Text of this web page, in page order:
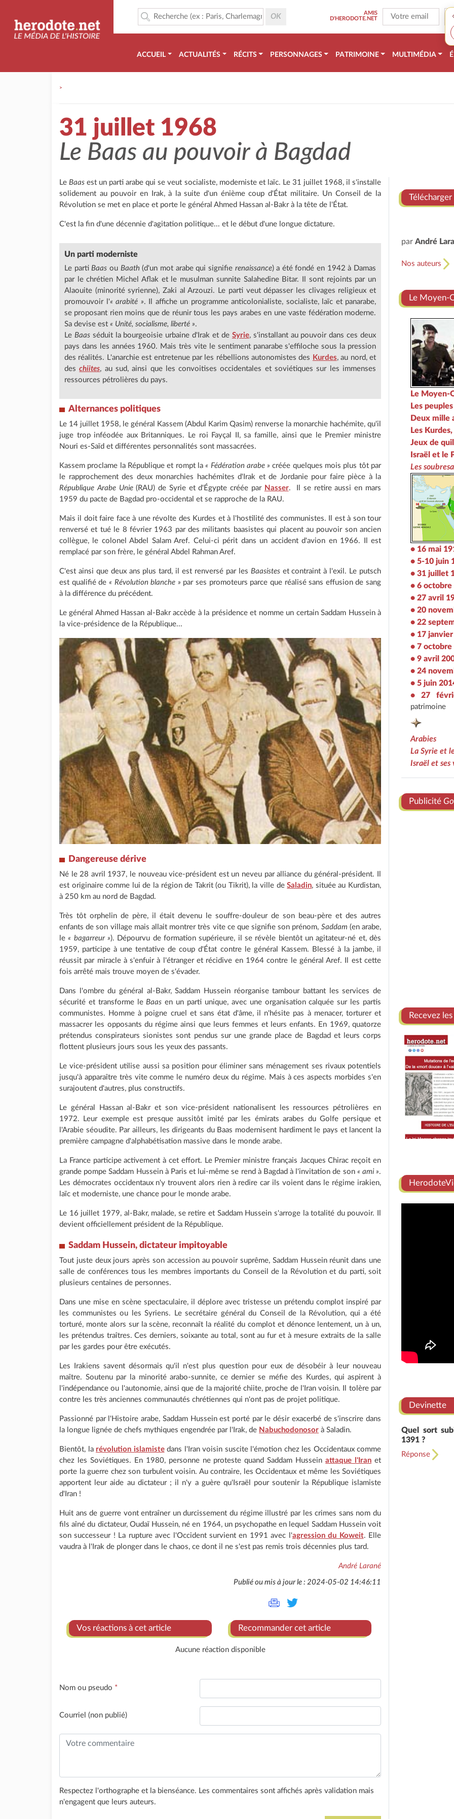
AMIS
D'HERODOTE.NET
ACCUEIL ACTUALITÉS RÉCITS PERSONNAGES PATRIMOINE MULTIMÉDIA
>
31 juillet 1968
Le Baas au pouvoir à Bagdad
LeBaas est un parti arabe qui se veut socialiste, moderniste et laïc. Le 31 juillet 1968, il s'installe
solidement au pouvoir en Irak, à la suite d'un énième coup d'État militaire. Un Conseil de la
Révolution se met en place et porte le général Ahmed Hassan al-Bakr à la tête de l'État.
C'est la fin d'une décennie d'agitation politique... et le début d'une longue dictature.
Un parti moderniste
Le parti Baas ou Baath(d'un mot arabe qui signifie renaissance) a été fondé en 1942 à Damas
par le chrétien Michel Aflak et le musulman sunnite Salahedine Bitar. Il sont rejoints par un
Alaouite (minorité syrienne), Zaki al Arzouzi. Le parti veut dépasser les clivages religieux et
promouvoir l'« arabité ». Il affiche un programme anticolonialiste, socialiste, laïc et panarabe,
se proposant rien moins que de réunir tous les pays arabes en une vaste fédération moderne.
Sa devise est « Unité, socialisme, liberté ».
Le Baasséduit la bourgeoisie urbaine d'Irak et de Syrie, s'installant au pouvoir dans ces deux
pays dans les années 1960. Mais très vite le sentiment panarabe s'effiloche sous la pression
des réalités. L'anarchie est entretenue par les rébellions autonomistes des Kurdes, au nord, et
deschiites, au sud, ainsi que les convoitises occidentales et soviétiques sur les immenses
ressources pétrolières du pays.
Alternances politiques
Le 14 juillet 1958, le général Kassem (Abdul Karim Qasim) renverse la monarchie hachémite, qu'il
juge trop inféodée aux Britanniques. Le roi Fayçal II, sa famille, ainsi que le Premier ministre
Nouri es-Saïd et différentes personnalités sont massacrées.
Kassem proclame la République et rompt la« Fédération arabe » créée quelques mois plus tôt par
le rapprochement des deux monarchies hachémites d'Irak et de Jordanie pour faire pièce à la
République Arabe Unie(RAU) de Syrie et d'Égypte créée par Nasser. Il se retire aussi en mars
1959 du pacte de Bagdad pro-occidental et se rapproche de la RAU.
Mais il doit faire face à une révolte des Kurdes et à l'hostilité des communistes. Il est à son tour
renversé et tué le 8 février 1963 par des militants baasistes qui placent au pouvoir son ancien
collègue, le colonel Abdel Salam Aref. Celui-ci périt dans un accident d'avion en 1966. Il est
remplacé par son frère, le général Abdel Rahman Aref.
C'est ainsi que deux ans plus tard, il est renversé par les Baasistes et contraint à l'exil. Le putsch
est qualifié de « Révolution blanche » par ses promoteurs parce que réalisé sans effusion de sang
à la différence du précédent.
Le général Ahmed Hassan al-Bakr accède à la présidence et nomme un certain Saddam Hussein à
la vice-présidence de la République...
Dangereuse dérive
Né le 28 avril 1937, le nouveau vice-président est un neveu par alliance du général-président. Il
est originaire comme lui de la région de Takrit (ou Tikrit), la ville deSaladin, située au Kurdistan,
à 250 km au nord de Bagdad.
Très tôt orphelin de père, il était devenu le souffre-douleur de son beau-père et des autres
enfants de son village mais allait montrer très vite ce que signifie son prénom, Saddam (en arabe,
le« bagarreur »). Dépourvu de formation supérieure, il se révèle bientôt un agitateur-né et, dès
1959, participe à une tentative de coup d'État contre le général Kassem. Blessé à la jambe, il
réussit par miracle à s'enfuir à l'étranger et récidive en 1964 contre le général Aref. Il est cette
fois arrêté mais trouve moyen de s'évader.
Dans l'ombre du général al-Bakr, Saddam Hussein réorganise tambour battant les services de
sécurité et transforme leBaas en un parti unique, avec une organisation calquée sur les partis
communistes. Homme à poigne cruel et sans état d'âme, il n'hésite pas à menacer, torturer et
massacrer les opposants du régime ainsi que leurs femmes et leurs enfants. En 1969, quatorze
prétendus conspirateurs sionistes sont pendus sur une grande place de Bagdad et leurs corps
flottent plusieurs jours sous les yeux des passants.
Le vice-président utilise aussi sa position pour éliminer sans ménagement ses rivaux potentiels
jusqu'à apparaître très vite comme le numéro deux du régime. Mais à ces aspects morbides s'en
surajoutent d'autres, plus constructifs.
Le général Hassan al-Bakr et son vice-président nationalisent les ressources pétrolières en
1972. Leur exemple est presque aussitôt imité par les émirats arabes du Golfe persique et
l'Arabie séoudite. Par ailleurs, les dirigeants du Baas modernisent hardiment le pays et lancent la
première campagne d'alphabétisation massive dans le monde arabe.
La France participe activement à cet effort. Le Premier ministre français Jacques Chirac reçoit en
grande pompe Saddam Hussein à Paris et lui-même se rend à Bagdad à l'invitation de son « ami ».
Les démocrates occidentaux n'y trouvent alors rien à redire car ils voient dans le régime irakien,
laïc et moderniste, une chance pour le monde arabe.
Le 16 juillet 1979, al-Bakr, malade, se retire et Saddam Hussein s'arroge la totalité du pouvoir. Il
devient officiellement président de la République.
Saddam Hussein, dictateur impitoyable
Tout juste deux jours après son accession au pouvoir suprême, Saddam Hussein réunit dans une
salle de conférences tous les membres importants du Conseil de la Révolution et du parti, soit
plusieurs centaines de personnes.
Dans une mise en scène spectaculaire, il déplore avec tristesse un prétendu complot inspiré par
les communistes ou les Syriens. Le secrétaire général du Conseil de la Révolution, qui a été
torturé, monte alors sur la scène, reconnaît la réalité du complot et dénonce lentement, un à un,
les prétendus traîtres. Ces derniers, soixante au total, sont au fur et à mesure extraits de la salle
par les gardes pour être exécutés.
Les Irakiens savent désormais qu'il n'est plus question pour eux de désobéir à leur nouveau
maître. Soutenu par la minorité arabo-sunnite, ce dernier se méfie des Kurdes, qui aspirent à
l'indépendance ou l'autonomie, ainsi que de la majorité chiite, proche de l'Iran voisin. Il tolère par
contre les très anciennes communautés chrétiennes qui n'ont pas de projet politique.
Passionné par l'Histoire arabe, Saddam Hussein est porté par le désir exacerbé de s'inscrire dans
la longue lignée de chefs mythiques engendrée par l'Irak, de Nabuchodonosor à Saladin.
Bientôt, la révolution islamistedans l'Iran voisin suscite l'émotion chez les Occidentaux comme
chez les Soviétiques. En 1980, personne ne proteste quand Saddam Husseinattaque l'Iran et
porte la guerre chez son turbulent voisin. Au contraire, les Occidentaux et même les Soviétiques
apportent leur aide au dictateur ; il n'y a guère qu'Israël pour soutenir la République islamiste
d'Iran !
Huit ans de guerre vont entraîner un durcissement du régime illustré par les crimes sans nom du
fils aîné du dictateur, Oudaï Hussein, né en 1964, un psychopathe en lequel Saddam Hussein voit
son successeur ! La rupture avec l'Occident survient en 1991 avec l'agression du Koweit. Elle
vaudra à l'Irak de plonger dans le chaos, ce dont il ne s'est pas remis trois décennies plus tard.
André Larané
Publié ou mis à jour le : 2024-05-02 14:46:11
Vos réactions à cet article Recommander cet article
Aucune réaction disponible
Nom ou pseudo *
Courriel (non publié)
Respectez l'orthographe et la bienséance. Les commentaires sont affichés après validation mais
n'engagent que leurs auteurs.
par André
Nos auteurs
Le Moyen-
Le Moyen-
Les
Deux mille
Les
Jeux de
Israël et le
Les
• 16 mai
• 5-10 juin
• 31 juillet
• 6 octobre
• 27 avril
• 20
• 22
• 17
• 7 octobre
• 9 avril
• 24
• 5 juin
• 27
patrimoine
Arabies
La Syrie et
Israël et ses
Publicité
Recevez
Devinette
Quel sort
1391 ?
Réponse